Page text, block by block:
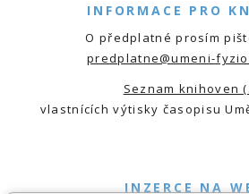
INFORMACE PRO
O předplatné prosím
predplatne@umeni-
Seznam knihoven
vlastnících výtisky časopisu
INZERCE NA